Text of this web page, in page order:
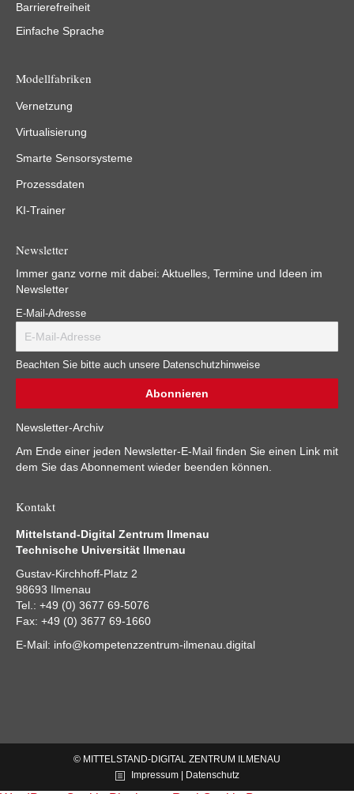
Barrierefreiheit
Einfache Sprache
Modellfabriken
Vernetzung
Virtualisierung
Smarte Sensorsysteme
Prozessdaten
KI-Trainer
Newsletter
Immer ganz vorne mit dabei: Aktuelles, Termine und Ideen im
Newsletter
E-Mail-Adresse
Beachten Sie bitte auch unsere Datenschutzhinweise
Newsletter-Archiv
Am Ende einer jeden Newsletter-E-Mail finden Sie einen Link mit
dem Sie das Abonnement wieder beenden können.
Kontakt
Mittelstand-Digital Zentrum Ilmenau
Technische Universität Ilmenau
Gustav-Kirchhoff-Platz 2
98693 Ilmenau
Tel.: +49 (0) 3677 69-5076
Fax: +49 (0) 3677 69-1660
E-Mail: info@kompetenzzentrum-ilmenau.digital
© MITTELSTAND-DIGITAL ZENTRUM ILMENAU
Impressum | Datenschutz